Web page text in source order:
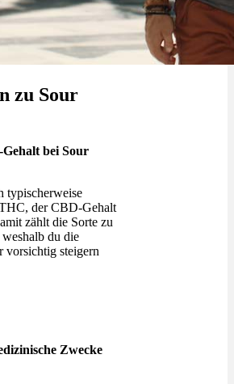
zu Sour
bei Sour
typischerweise
der CBD-Gehalt
zählt die Sorte zu
du die
vorsichtig steigern
Zwecke